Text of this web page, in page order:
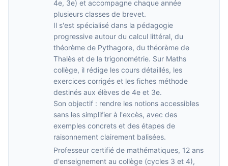
4e, 3e) et accompagne chaque année
plusieurs classes de brevet.
Il s'est spécialisé dans la pédagogie
progressive autour du calcul littéral, du
théorème de Pythagore, du théorème de
Thalès et de la trigonométrie. Sur Maths
collège, il rédige les cours détaillés, les
exercices corrigés et les fiches méthode
destinés aux élèves de 4e et 3e.
Son objectif : rendre les notions accessibles
sans les simplifier à l'excès, avec des
exemples concrets et des étapes de
raisonnement clairement balisées.
Professeur certifié de mathématiques, 12 ans
d'enseignement au collège (cycles 3 et 4),